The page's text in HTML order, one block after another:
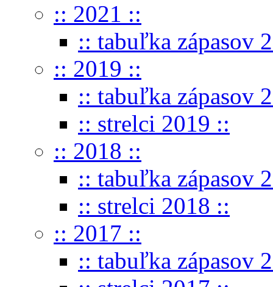
:: 2021 ::
:: tabuľka zápasov
:: 2019 ::
:: tabuľka zápasov
:: strelci 2019 ::
:: 2018 ::
:: tabuľka zápasov
:: strelci 2018 ::
:: 2017 ::
:: tabuľka zápasov